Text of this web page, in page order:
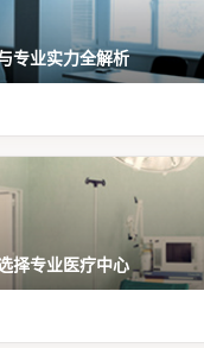
专业实力全解析
择专业医疗中心